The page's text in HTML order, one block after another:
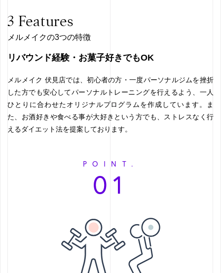
3 Features
メルメイクの3つの特徴
リバウンド経験・お菓子好きでもOK
メルメイク 伏見店では、初心者の方・一度パーソナルジムを挫折
した方でも安心してパーソナルトレーニングを行えるよう、一人
ひとりに合わせたオリジナルプログラムを作成しています。ま
た、お酒好きや食べる事が大好きという方でも、ストレスなく行
えるダイエット法を提案しております。
POINT.
01